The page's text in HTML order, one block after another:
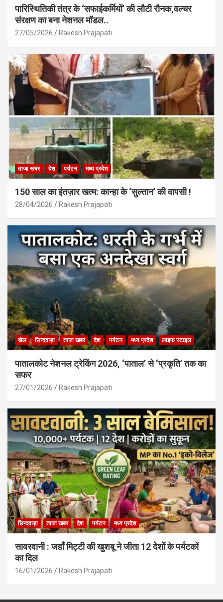
पारिस्थितिकी तंत्र के ‘सफाईकर्मियों’ की लौटी रौनक,वल्चर
संरक्षण का बना नेशनल मॉडल..
27/05/2026 Rakesh Prajapati
ताजा खबर देश पर्यटन मध्य प्रदेश
150 साल का इंतज़ार खत्म: कान्हा के ‘सुल्तान’ की वापसी !
28/04/2026 Rakesh Prajapati
खेल छिन्दवाड़ा ताजा खबर देश पर्यटन मध्य प्रदेश लाइफ स्टाइल
पातालकोट नेशनल ट्रेकिंग 2026, ‘पाताल’ से ‘प्रकृति’ तक का
सफर
27/01/2026 Rakesh Prajapati
छिन्दवाड़ा ताजा खबर देश पर्यटन मध्य प्रदेश
सावरवानी : जहाँ मिट्टी की खुशबू ने जीता 12 देशों के पर्यटकों
का दिल
16/01/2026 Rakesh Prajapati